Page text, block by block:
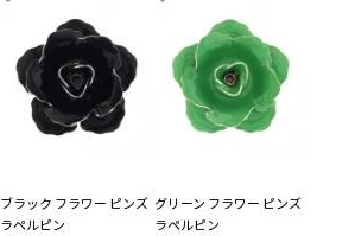
ブラック フラワー ピンズ
ラペルピン
グリーン フラワー ピンズ
ラペルピン